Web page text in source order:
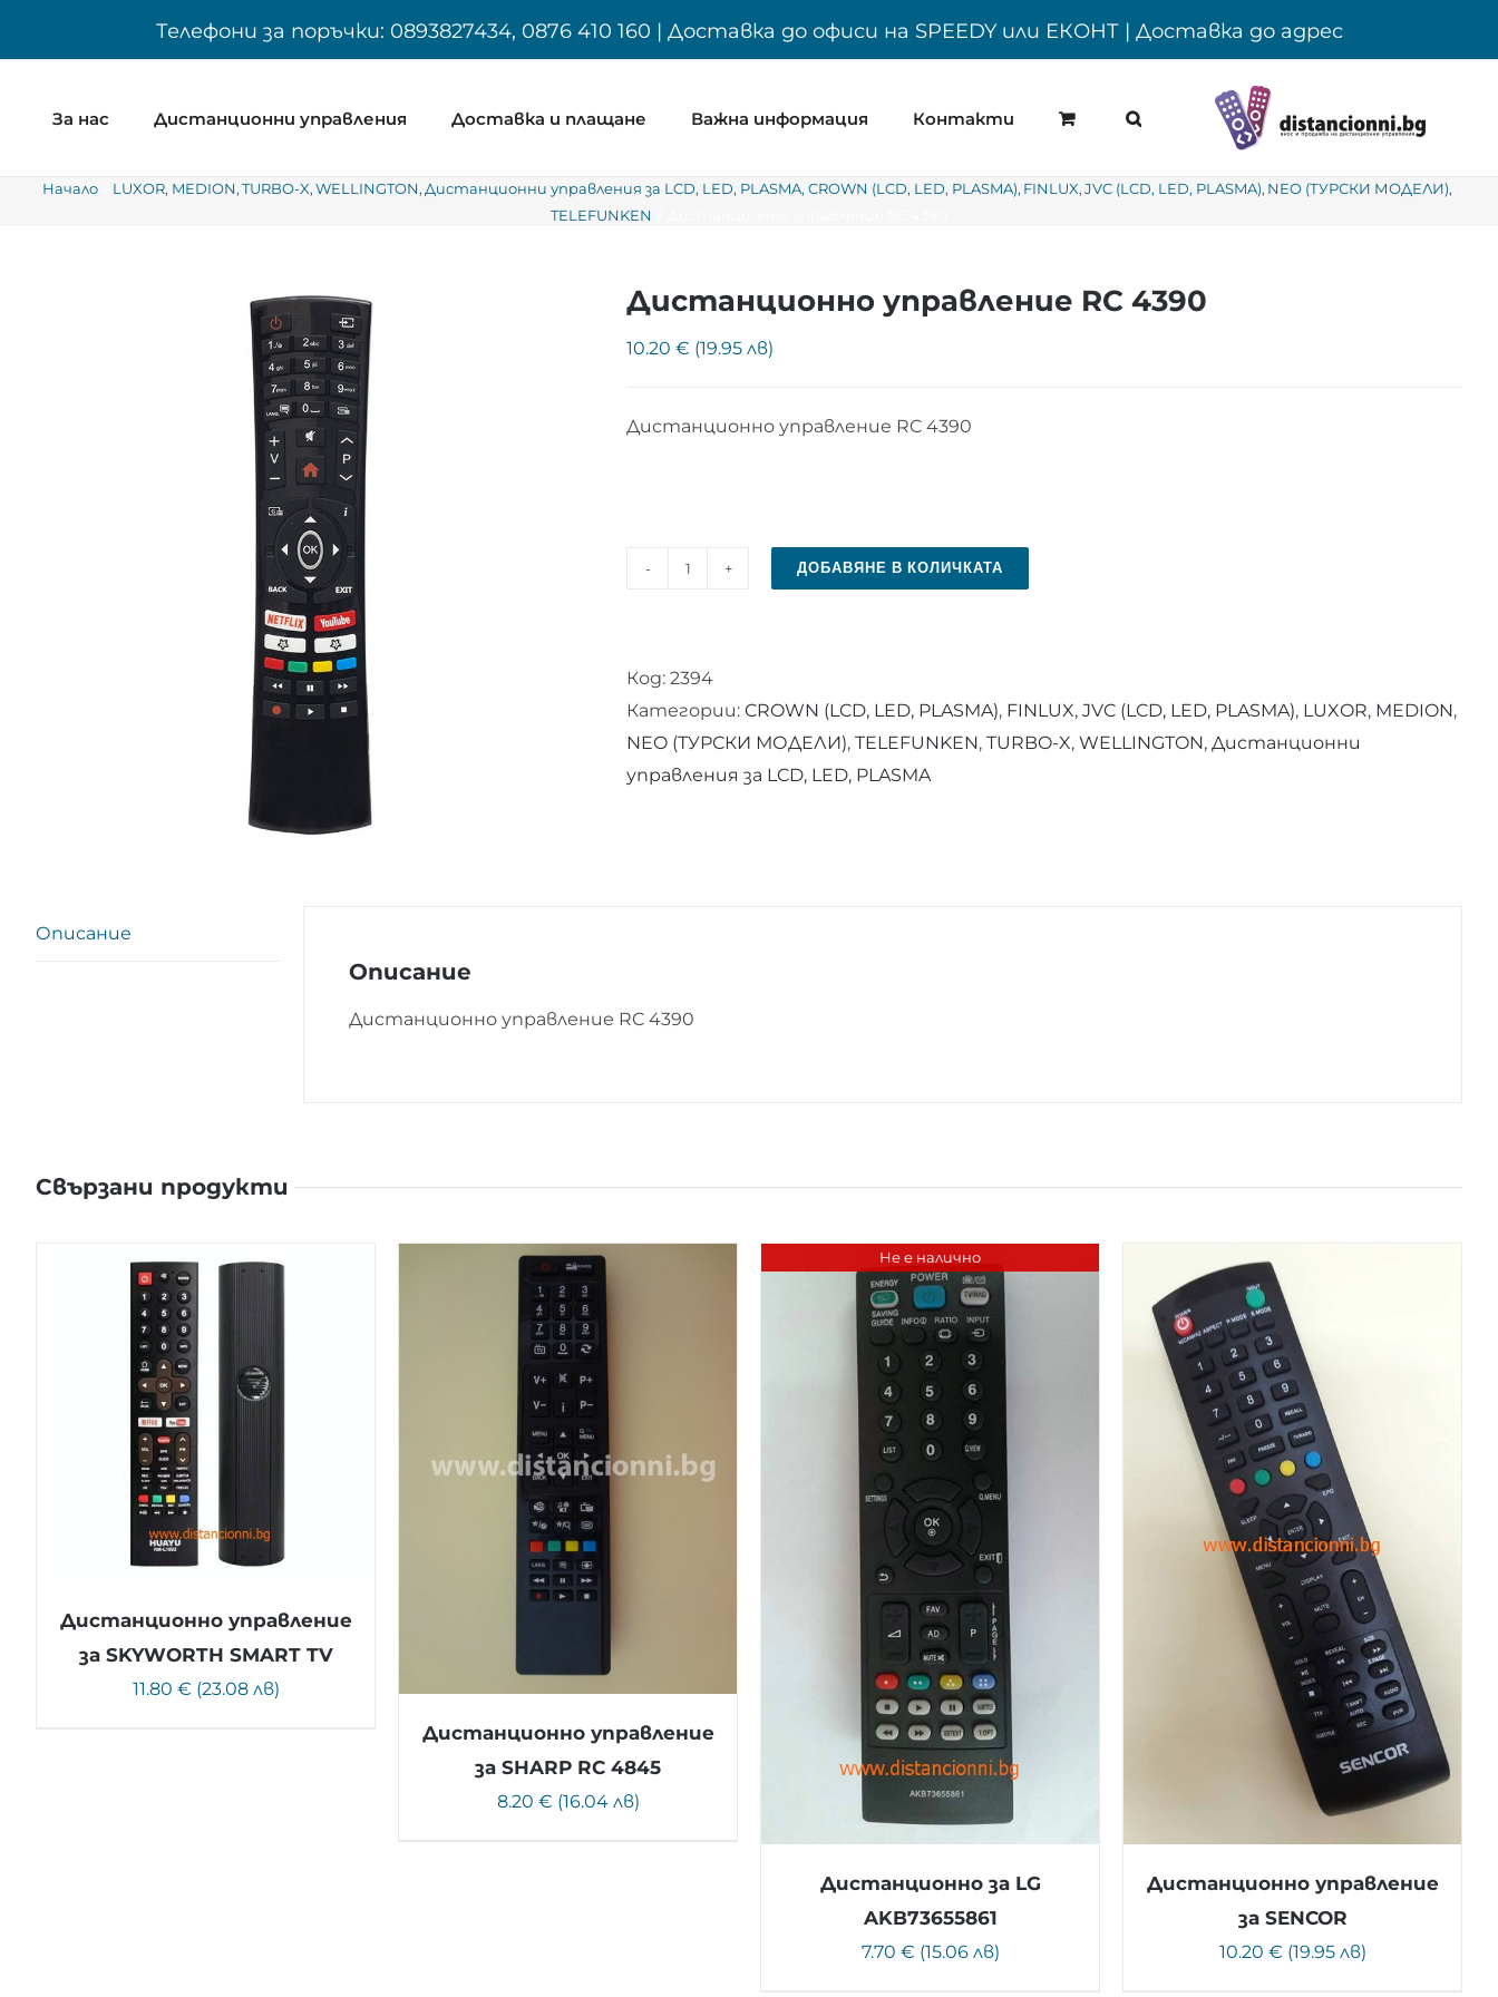
Телефони за поръчки: 0893827434, 0876 410 160 | Доставка до офиси на SPEEDY или ЕКОНТ | Доставка до адрес
За нас Дистанционни управления Доставка и плащане Важна информация Контакти
Начало LUXOR MEDION TURBO-X WELLINGTON Дистанционни управления за LCD, LED, PLASMA CROWN (LCD, LED, PLASMA) FINLUX JVC (LCD, LED, PLASMA) NEO (ТУРСКИ МОДЕЛИ)
TELEFUNKEN
Дистанционно управление RC 4390
10.20 € (19.95 лв)
Дистанционно управление RC 4390
количество
управление
RC
4390
ДОБАВЯНЕ В КОЛИЧКАТА
Код: 2394
Категории: CROWN (LCD, LED, PLASMA), FINLUX, JVC (LCD, LED, PLASMA), LUXOR, MEDION,
NEO (ТУРСКИ МОДЕЛИ), TELEFUNKEN, TURBO-X, WELLINGTON, Дистанционни
управления за LCD, LED, PLASMA
Описание
Описание
Дистанционно управление RC 4390
Свързани продукти
Дистанционно управление
за SKYWORTH SMART TV
11.80 € (23.08 лв)
Дистанционно управление
за SHARP RC 4845
8.20 € (16.04 лв)
Не е налично
Дистанционно за LG
AKB73655861
7.70 € (15.06 лв)
Дистанционно управление
за SENCOR
10.20 € (19.95 лв)